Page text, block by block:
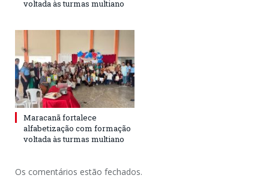
voltada às turmas multiano
Maracanã fortalece
alfabetização com formação
voltada às turmas multiano
Os comentários estão fechados.